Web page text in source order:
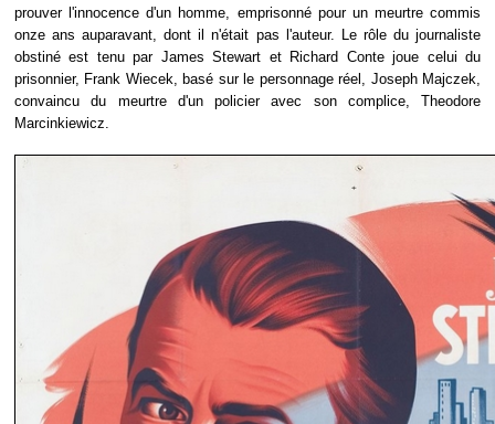
prouver l'innocence d'un homme, emprisonné pour un meurtre commis
onze ans auparavant, dont il n'était pas l'auteur. Le rôle du journaliste
obstiné est tenu par James Stewart et Richard Conte joue celui du
prisonnier, Frank Wiecek, basé sur le personnage réel, Joseph Majczek,
convaincu du meurtre d'un policier avec son complice, Theodore
Marcinkiewicz.